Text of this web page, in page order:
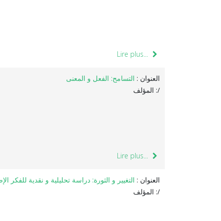
Lire plus...
العنوان : التسامح: الفعل و المعنى
المؤلف :/
Lire plus...
العنوان : التغيير و الثورة: دراسة تحليلية و نقدية للفكر
المؤلف :/